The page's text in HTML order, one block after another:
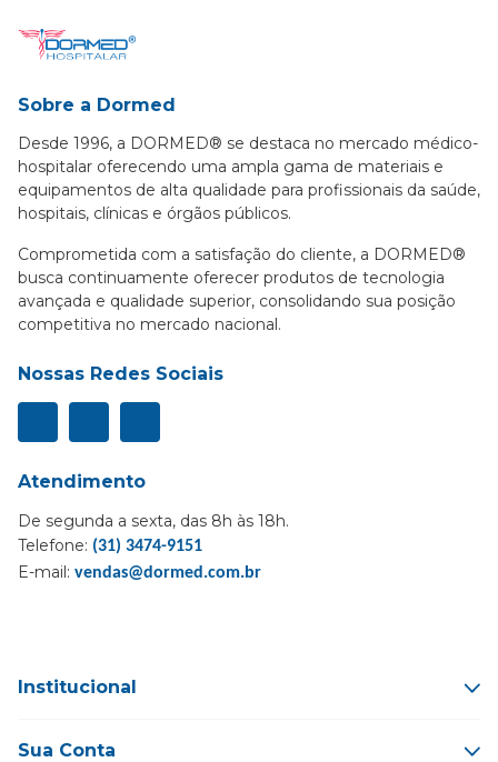
Sobre a Dormed
Desde 1996, a DORMED® se destaca no mercado médico-
hospitalar oferecendo uma ampla gama de materiais e
equipamentos de alta qualidade para profissionais da saúde,
hospitais, clínicas e órgãos públicos.
Comprometida com a satisfação do cliente, a DORMED®
busca continuamente oferecer produtos de tecnologia
avançada e qualidade superior, consolidando sua posição
competitiva no mercado nacional.
Nossas Redes Sociais
Atendimento
De segunda a sexta, das 8h às 18h.
Telefone: (31) 3474-9151
E-mail: vendas@dormed.com.br
Institucional
Sua Conta